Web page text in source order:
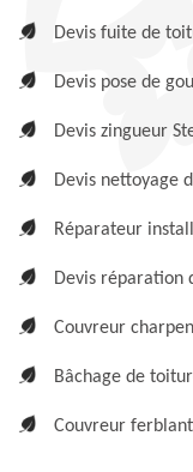
Devis fuite de
Devis pose de
Devis zingueur
Devis nettoyage
Réparateur
Devis réparation
Couvreur
Bâchage de
Couvreur